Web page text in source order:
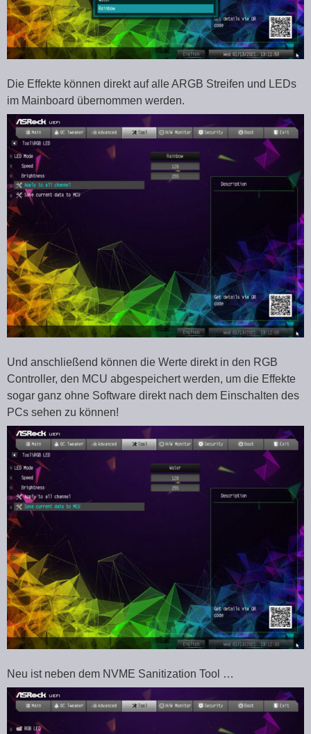
Die Effekte können direkt auf alle ARGB Streifen und LEDs
im Mainboard übernommen werden.
Und anschließend können die Werte direkt in den RGB
Controller, den MCU abgespeichert werden, um die Effekte
sogar ganz ohne Software direkt nach dem Einschalten des
PCs sehen zu können!
Neu ist neben dem NVME Sanitization Tool …